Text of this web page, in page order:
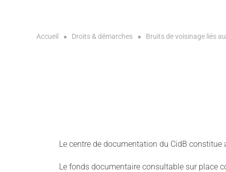
Accueil Droits & démarches Bruits de voisinage liés
Le centre de documentation du CidB
Le fonds documentaire consultable sur place